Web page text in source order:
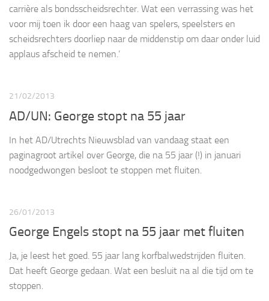
carrière als bondsscheidsrechter. Wat een verrassing was het
voor mij toen ik door een haag van spelers, speelsters en
scheidsrechters doorliep naar de middenstip om daar onder luid
applaus afscheid te nemen.’
21/02/2013
AD/UN: George stopt na 55 jaar
In het AD/Utrechts Nieuwsblad van vandaag staat een
paginagroot artikel over George, die na 55 jaar (!) in januari
noodgedwongen besloot te stoppen met fluiten.
26/01/2013
George Engels stopt na 55 jaar met fluiten
Ja, je leest het goed. 55 jaar lang korfbalwedstrijden fluiten.
Dat heeft George gedaan. Wat een besluit na al die tijd om te
stoppen.